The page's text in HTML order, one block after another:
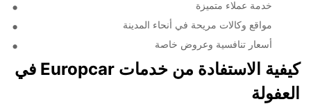
خدمة عملاء متميزة
مواقع وكالات مريحة في أنحاء المدينة
أسعار تنافسية وعروض خاصة
كيفية الاستفادة من خدمات Europcar في
العفولة